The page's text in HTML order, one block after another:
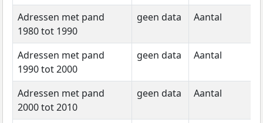
Adressen met pand
1980 tot 1990
geen data Aantal
Adressen met pand
1990 tot 2000
geen data Aantal
Adressen met pand
2000 tot 2010
geen data Aantal